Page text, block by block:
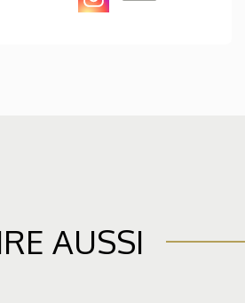
AUSSI